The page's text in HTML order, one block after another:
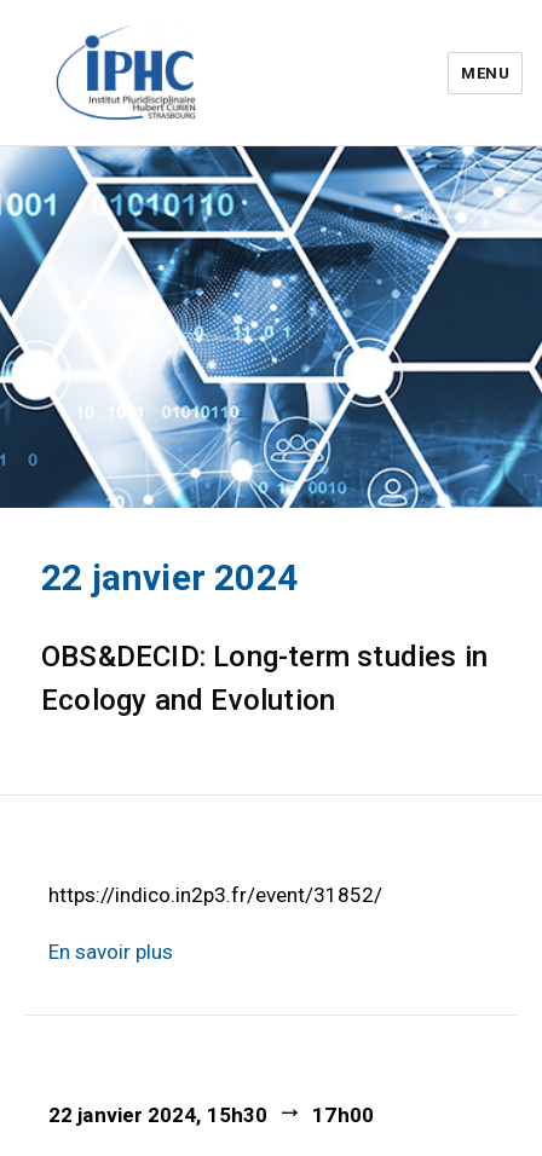
Institut pluridisciplinaire Hubert
Curien – IPHC
MENU
22 janvier 2024
OBS&DECID: Long-term studies in
Ecology and Evolution
https://indico.in2p3.fr/event/31852/
En savoir plus
22 janvier 2024, 15h30 17h00